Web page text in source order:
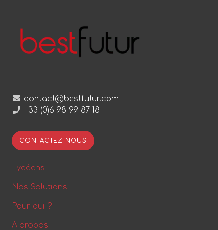
contact@bestfutur.com
+33 (0)6 98 99 87 18
CONTACTEZ-NOUS
Lycéens
Nos Solutions
Pour qui ?
A propos